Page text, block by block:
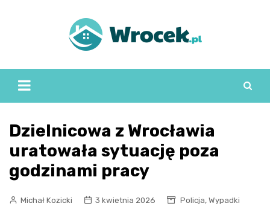
Dzielnicowa z Wrocławia
uratowała sytuację poza
godzinami pracy
Michał Kozicki 3 kwietnia 2026 Policja, Wypadki